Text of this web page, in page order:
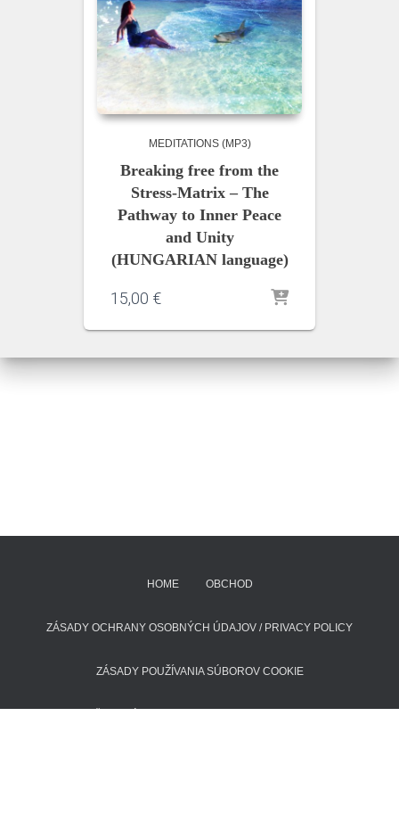
MEDITATIONS (MP3)
Breaking free from the
Stress-Matrix – The
Pathway to Inner Peace
and Unity
(HUNGARIAN language)
15,00 €
HOME OBCHOD
ZÁSADY OCHRANY OSOBNÝCH ÚDAJOV / PRIVACY POLICY
ZÁSADY POUŽÍVANIA SÚBOROV COOKIE